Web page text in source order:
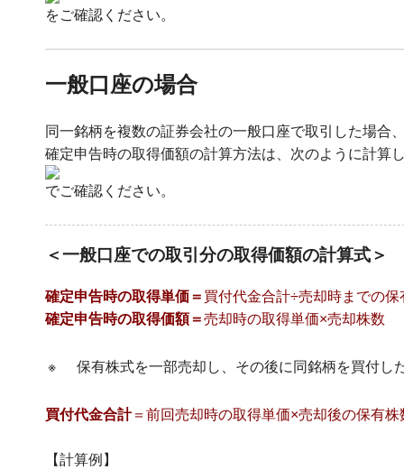
をご確認ください。
一般口座の場合
同一銘柄を複数の証券会社の一般口座で取引した場合
確定申告時の取得価額の計算方法は、次のように計算
でご確認ください。
＜一般口座での取引分の取得価額の計算式＞
確定申告時の取得単価＝ 買付代金合計÷売却時までの保
確定申告時の取得価額＝売却時の取得単価×売却株数
※ 保有株式を一部売却し、その後に同銘柄を買付
買付代金合計＝前回売却時の取得単価×売却後の保有
【計算例】